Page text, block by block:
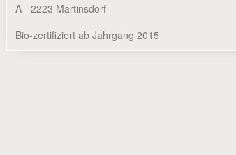
A - 2223 Martinsdorf
Bio-zertifiziert ab Jahrgang 2015